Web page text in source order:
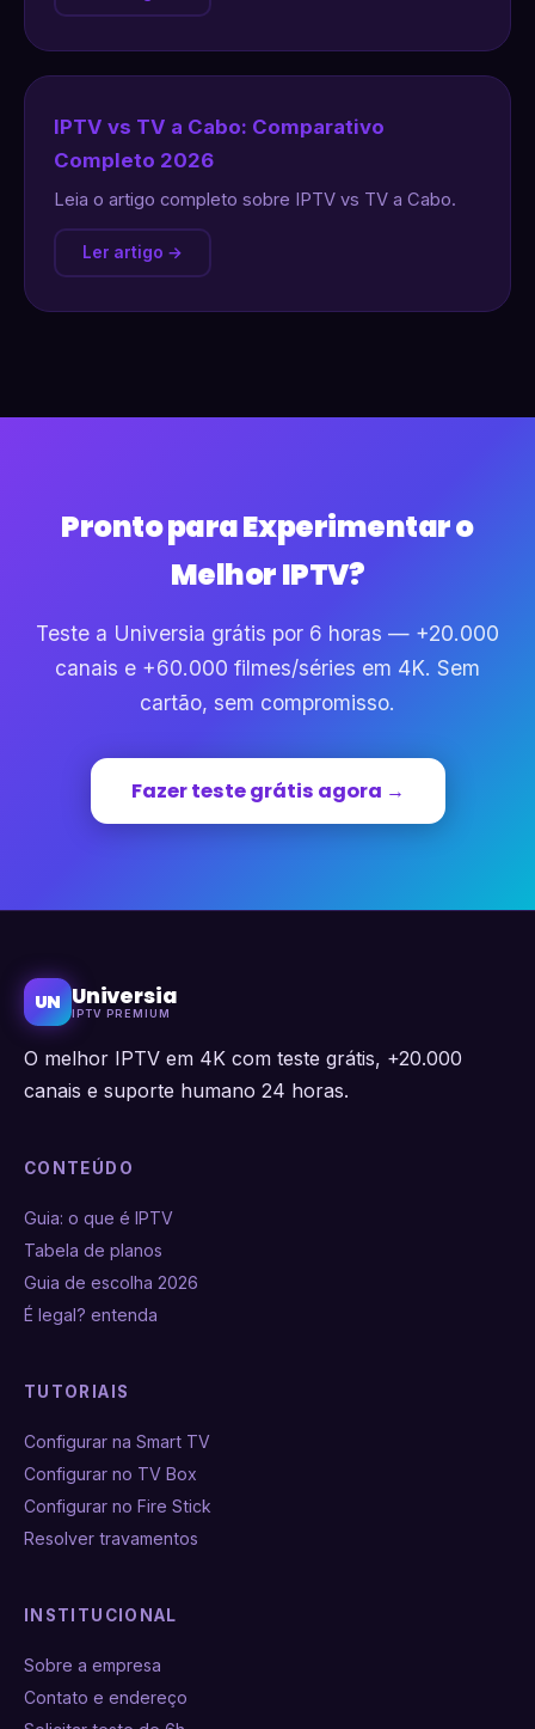
IPTV vs TV a Cabo: Comparativo
Completo 2026
Leia o artigo completo sobre IPTV vs TV a Cabo.
Ler artigo →
Pronto para Experimentar o
Melhor IPTV?
Teste a Universia grátis por 6 horas — +20.000
canais e +60.000 filmes/séries em 4K. Sem
cartão, sem compromisso.
Fazer teste grátis agora →
UN Universia
IPTV PREMIUM
O melhor IPTV em 4K com teste grátis, +20.000
canais e suporte humano 24 horas.
CONTEÚDO
Guia: o que é IPTV
Tabela de planos
Guia de escolha 2026
É legal? entenda
TUTORIAIS
Configurar na Smart TV
Configurar no TV Box
Configurar no Fire Stick
Resolver travamentos
INSTITUCIONAL
Sobre a empresa
Contato e endereço